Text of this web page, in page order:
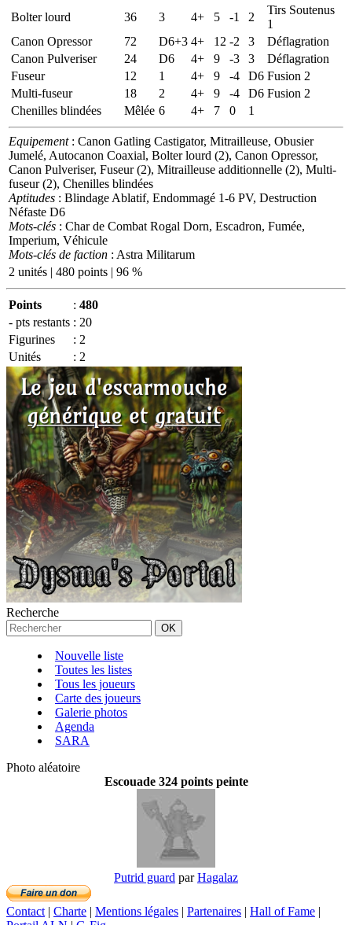
Bolter lourd
36 3 4+ 5 -1 2
Tirs Soutenus
1
Canon Opressor
72 D6+3 4+ 12 -2 3
Déflagration
Canon Pulveriser
24 D6 4+ 9 -3 3
Déflagration
Fuseur
12 1 4+ 9 -4 D6 Fusion 2
Multi-fuseur
18 2 4+ 9 -4 D6 Fusion 2
Chenilles blindées
Mêlée 6 4+ 7 0 1
Equipement: Canon Gatling Castigator, Mitrailleuse, Obusier
Jumelé, Autocanon Coaxial, Bolter lourd (2), Canon Opressor,
Canon Pulveriser, Fuseur (2), Mitrailleuse additionnelle (2), Multi-
fuseur (2), Chenilles blindées
Aptitudes : Blindage Ablatif, Endommagé 1-6 PV, Destruction
Néfaste D6
Mots-clés : Char de Combat Rogal Dorn, Escadron, Fumée,
Imperium, Véhicule
Mots-clés de faction : Astra Militarum
2 unités | 480 points | 96 %
Points : 480
- pts restants : 20
Figurines
: 2
Unités
: 2
Recherche
Nouvelle liste
Toutes les listes
Tous les joueurs
Carte des joueurs
Galerie photos
Agenda
SARA
Photo aléatoire
Escouade 324 points peinte
Putrid guard parHagalaz
Contact | Charte | Mentions légales | Partenaires | Hall of Fame |